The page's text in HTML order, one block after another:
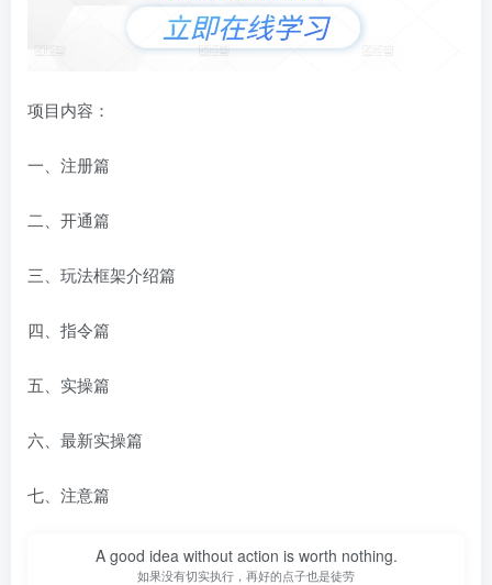
项目内容：
一、注册篇
二、开通篇
三、玩法框架介绍篇
四、指令篇
五、实操篇
六、最新实操篇
七、注意篇
A good idea without action is worth nothing.
如果没有切实执行，再好的点子也是徒劳